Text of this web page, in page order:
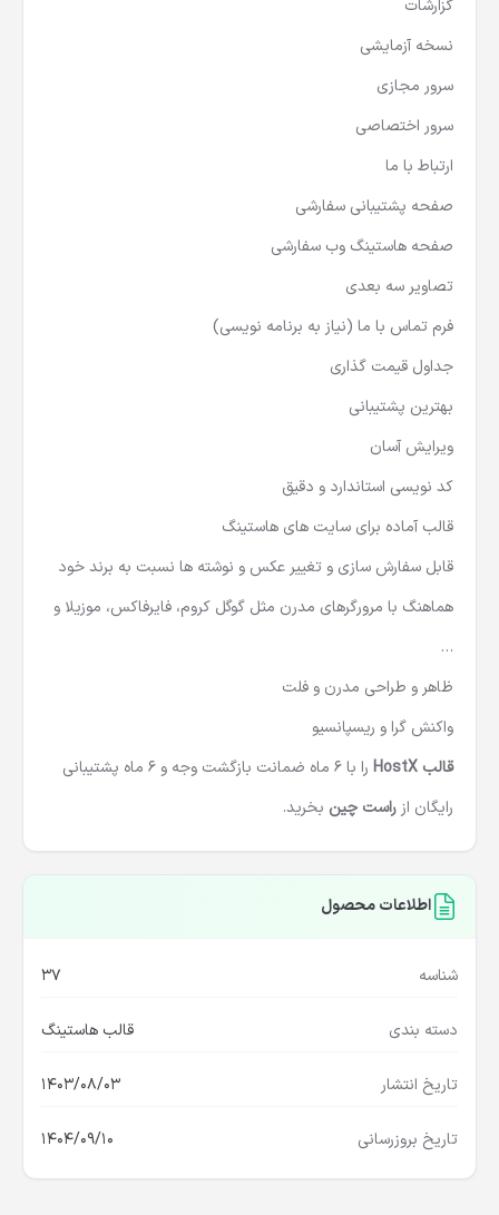
گزارشات
نسخه آزمایشی
سرور مجازی
سرور اختصاصی
ارتباط با ما
صفحه پشتيبانی سفارشی
صفحه هاستینگ وب سفارشی
تصاویر سه بعدی
فرم تماس با ما (نياز به برنامه نويسی)
جداول قيمت گذاری
بهترين پشتيبانی
ویرایش آسان
کد نویسی استاندارد و دقیق
قالب آماده برای سایت های هاستینگ
قابل سفارش سازی و تغییر عکس و نوشته ها نسبت به برند خود
هماهنگ با مرورگرهای مدرن مثل گوگل کروم، فایرفاکس، موزیلا و
…
ظاهر و طراحی مدرن و فلت
واکنش گرا و ریسپانسیو
قالب HostX
را با 6 ماه ضمانت بازگشت وجه و 6 ماه پشتیبانی
رایگان ازراست چین بخرید.
اطلاعات محصول
شناسه 37
دسته بندی قالب هاستینگ
تاریخ انتشار 1403/08/03
تاریخ بروزرسانی 1404/09/10